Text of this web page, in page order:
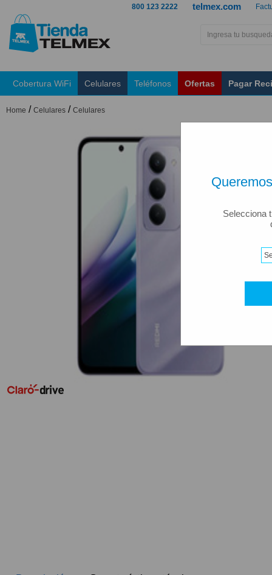
Selecciona
telmex.com
800 123 2222
Cobertura WiFi Celulares Teléfonos Ofertas Pagar
Home / Celulares / Celulares